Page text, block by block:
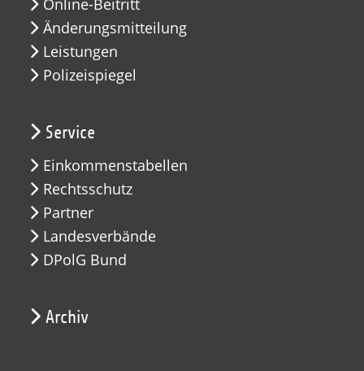
Online-Beitritt
Änderungsmitteilung
Leistungen
Polizeispiegel
Service
Einkommenstabellen
Rechtsschutz
Partner
Landesverbände
DPolG Bund
Archiv